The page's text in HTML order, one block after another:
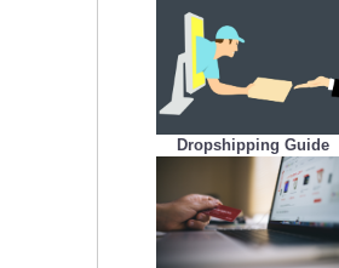
Dropshipping Guide